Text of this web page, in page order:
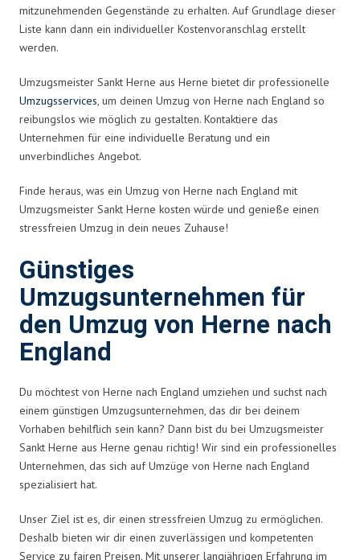
mitzunehmenden Gegenstände zu erhalten. Auf Grundlage dieser
Liste kann dann ein individueller Kostenvoranschlag erstellt
werden.
Umzugsmeister Sankt Herne aus Herne bietet dir professionelle
Umzugsservices, um deinen Umzug von Herne nach England so
reibungslos wie möglich zu gestalten. Kontaktiere das
Unternehmen für eine individuelle Beratung und ein
unverbindliches Angebot.
Finde heraus, was ein Umzug von Herne nach England mit
Umzugsmeister Sankt Herne kosten würde und genieße einen
stressfreien Umzug in dein neues Zuhause!
Günstiges
Umzugsunternehmen für
den Umzug von Herne nach
England
Du möchtest von Herne nach England umziehen und suchst nach
einem günstigen Umzugsunternehmen, das dir bei deinem
Vorhaben behilflich sein kann? Dann bist du bei Umzugsmeister
Sankt Herne aus Herne genau richtig! Wir sind ein professionelles
Unternehmen, das sich auf Umzüge von Herne nach England
spezialisiert hat.
Unser Ziel ist es, dir einen stressfreien Umzug zu ermöglichen.
Deshalb bieten wir dir einen zuverlässigen und kompetenten
Service zu fairen Preisen. Mit unserer langjährigen Erfahrung im